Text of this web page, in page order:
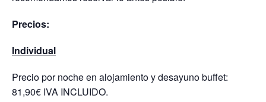
Precios:
Individual
Precio por noche en alojamiento y desayuno buffet:
81,90€ IVA INCLUIDO.